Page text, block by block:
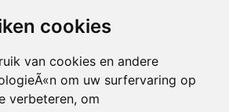
cookies
van cookies en andere
om uw surfervaring op
verbeteren, om